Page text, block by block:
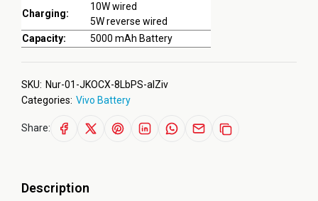
Charging:
10W wired
5W reverse wired
Capacity:
5000 mAh Battery
SKU: Nur-01-JKOCX-8LbPS-aIZiv
Categories: Vivo Battery
Share:
Description